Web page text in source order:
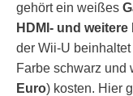
gehört ein weißes
HDMI- und
der Wii-U
Farbe schwarz und
Euro) kosten. Hier